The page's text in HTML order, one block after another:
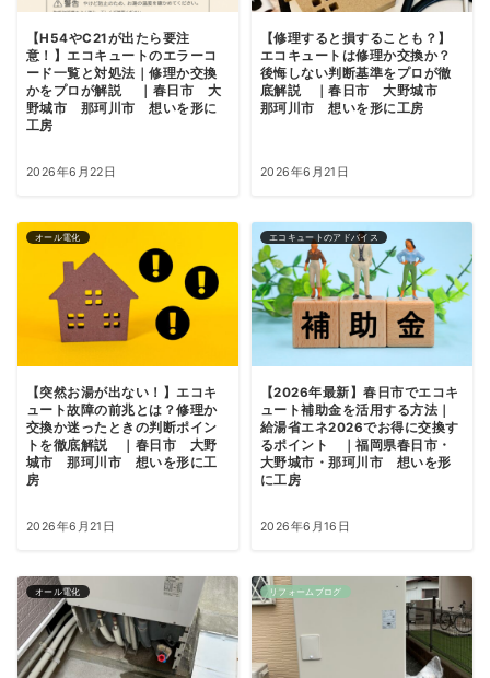
【H54やC21が出たら要注
意！】エコキュートのエラーコ
ード一覧と対処法｜修理か交換
かをプロが解説 ｜春日市 大
野城市 那珂川市 想いを形に
工房
2026年6月22日
【修理すると損することも？】
エコキュートは修理か交換か？
後悔しない判断基準をプロが徹
底解説 ｜春日市 大野城市
那珂川市 想いを形に工房
2026年6月21日
オール電化
【突然お湯が出ない！】エコキ
ュート故障の前兆とは？修理か
交換か迷ったときの判断ポイン
トを徹底解説 ｜春日市 大野
城市 那珂川市 想いを形に工
房
2026年6月21日
エコキュートのアドバイス
【2026年最新】春日市でエコキ
ュート補助金を活用する方法｜
給湯省エネ2026でお得に交換す
るポイント ｜福岡県春日市・
大野城市・那珂川市 想いを形
に工房
2026年6月16日
オール電化 リフォームブログ